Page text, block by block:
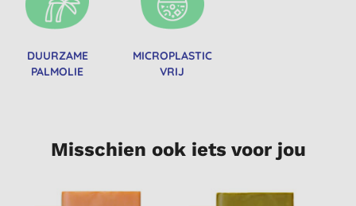
DUURZAME
PALMOLIE
MICROPLASTIC
VRIJ
Misschien ook iets voor jou